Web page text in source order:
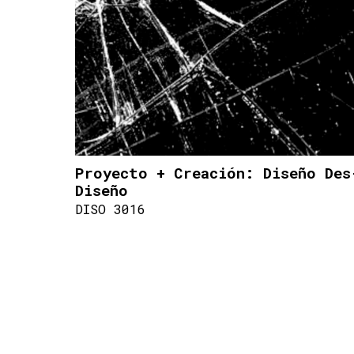
Proyecto + Creación: Diseño
Diseño
DISO 3016